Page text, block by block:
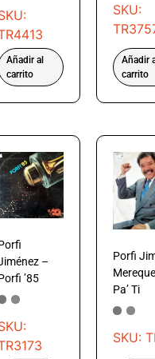
Añadir al
carrito
SKU:
Añadir
carrito
–
’85
Porfi
Pa’ Ti
SKU: